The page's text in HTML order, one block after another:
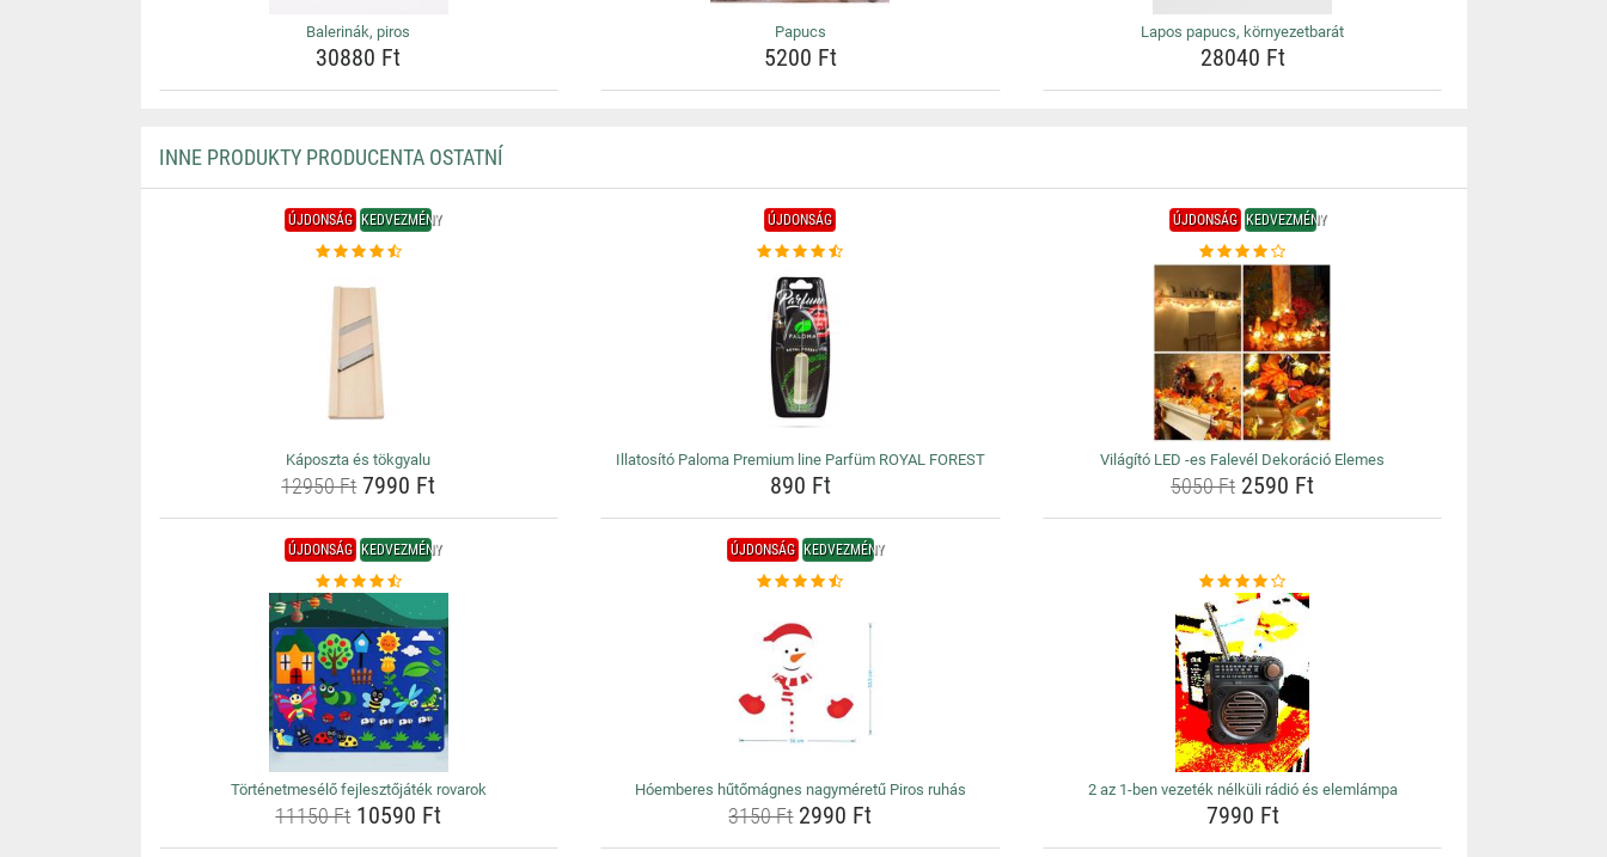
Balerinák, piros
30880 Ft
Papucs
5200 Ft
Lapos papucs, környezetbarát
28040 Ft
INNE PRODUKTY PRODUCENTA OSTATNÍ
ÚJDONSÁG KEDVEZMÉNY
Káposzta és tökgyalu
12950 Ft7990 Ft
ÚJDONSÁG
Illatosító Paloma Premium line Parfüm ROYAL FOREST
890 Ft
ÚJDONSÁG KEDVEZMÉNY
Világító LED -es Falevél Dekoráció Elemes
5050 Ft 2590 Ft
ÚJDONSÁG KEDVEZMÉNY
Történetmesélő fejlesztőjáték rovarok
11150 Ft10590 Ft
ÚJDONSÁG KEDVEZMÉNY
Hóemberes hűtőmágnes nagyméretű Piros ruhás
3150 Ft2990 Ft
2 az 1-ben vezeték nélküli rádió és elemlámpa
7990 Ft